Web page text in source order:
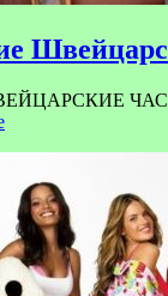
ЧАСЫ ОТ